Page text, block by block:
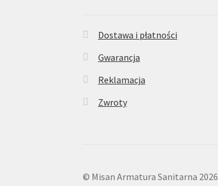
Dostawa i płatności
Gwarancja
Reklamacja
Zwroty
© Misan Armatura Sanitarna 2026